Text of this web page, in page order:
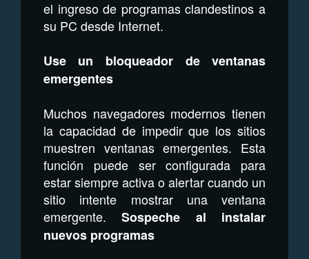
el ingreso de programas clandestinos a
su PC desde Internet.
Use un bloqueador de ventanas
emergentes
Muchos navegadores modernos tienen
la capacidad de impedir que los sitios
muestren ventanas emergentes. Esta
función puede ser configurada para
estar siempre activa o alertar cuando un
sitio intente mostrar una ventana
emergente.Sospeche al instalar
nuevos programas